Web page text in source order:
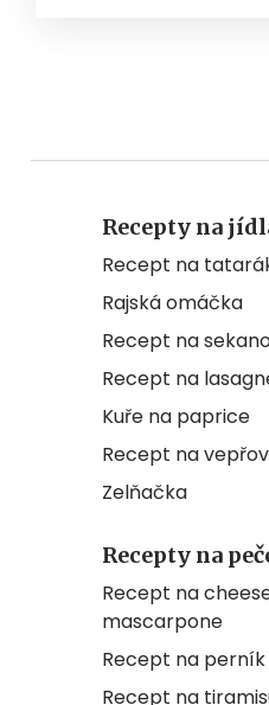
Recepty na
Recept na
Rajská omáčka
Recept na
Recept na
Kuře na paprice
Recept na
Zelňačka
Recepty na
Recept na
mascarpone
Recept na perník
Recept na